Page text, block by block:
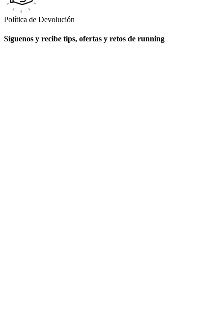
Política de Devolución
Síguenos y recibe tips, ofertas y retos de running